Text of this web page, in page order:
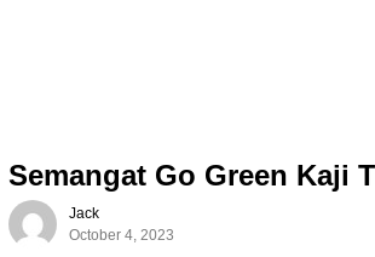
Semangat Go Green Kaji
Jack
October 4, 2023